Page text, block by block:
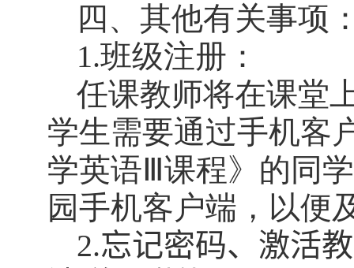
四、其他有关事项
1.班级注册：
任课教师将在课堂
学生需要通过手机客
学英语Ⅲ课程》的同
园手机客户端，以便
2.忘记密码、激活